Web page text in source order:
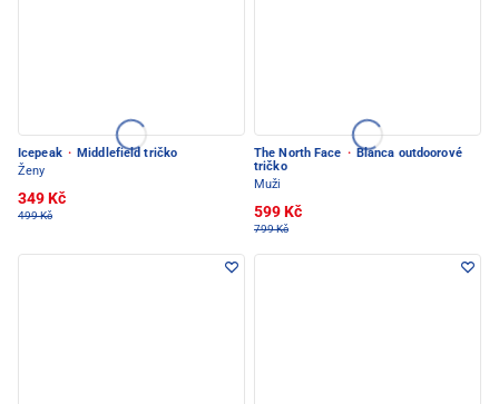
Icepeak · Middlefield tričko
Ženy
349 Kč
499 Kč
The North Face · Blanca outdoorové
tričko
Muži
599 Kč
799 Kč